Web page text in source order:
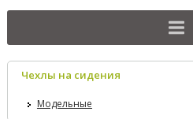
Чехлы на сидения
Модельные